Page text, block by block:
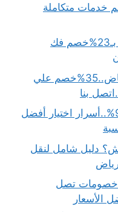
بجدة بـ40%خصم خدمات متكاملة
دينا نقل عفش حي الدار البيضاء بـ23%خصم فك
دينا نقل عفش داخل وخارج الرياض..35%خصم علي
أفضل طرق نقل الاثاث بأمان 99%..أسرار اختيار أفضل
دليل شامل لنقل
خصومات تصل